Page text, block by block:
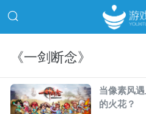
《一剑断念》
当像素风
的火花？